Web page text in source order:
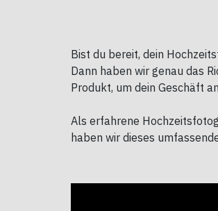
Bist du bereit, dein
Dann haben wir genau das
Produkt, um dein Geschäft
Als erfahrene
haben wir dieses